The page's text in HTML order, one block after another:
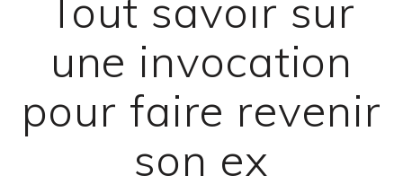
Tout savoir sur
une invocation
pour faire revenir
son ex